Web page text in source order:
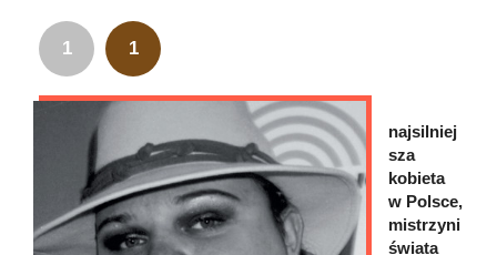
1 1
najsilniej
sza
kobieta
w Polsce,
mistrzyni
świata